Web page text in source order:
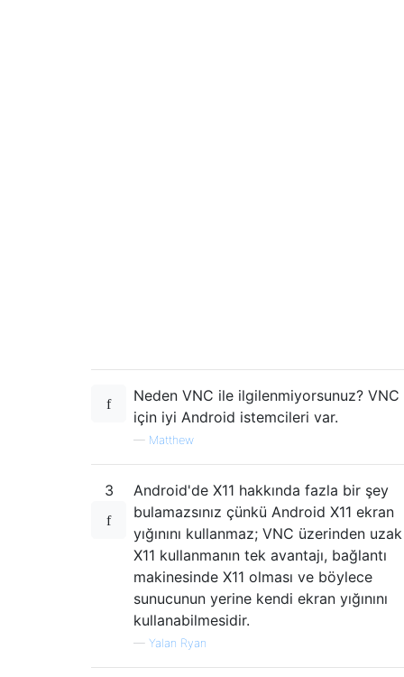
Neden VNC ile ilgilenmiyorsunuz? VNC
için iyi Android istemcileri var.
— Matthew
3
Android'de X11 hakkında fazla bir şey
bulamazsınız çünkü Android X11 ekran
yığınını kullanmaz; VNC üzerinden uzak
X11 kullanmanın tek avantajı, bağlantı
makinesinde X11 olması ve böylece
sunucunun yerine kendi ekran yığınını
kullanabilmesidir.
— Yalan Ryan